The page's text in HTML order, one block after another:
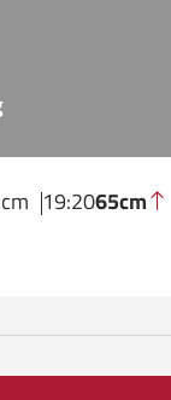
19:2065cm